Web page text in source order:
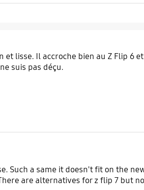
lisse. Il accroche bien au Z Flip 6
suis pas déçu.
Such a same it doesn't fit on the
are alternatives for z flip 7 but